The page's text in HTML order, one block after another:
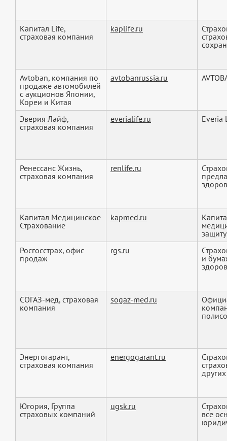
Капитал Life,
страховая компания
kaplife.ru
Avtoban, компания по
продаже автомобилей
с аукционов Японии,
Кореи и Китая
avtobanrussia.ru
Эверия Лайф,
страховая компания
everialife.ru Everia
Ренессанс Жизнь,
страховая компания
renlife.ru
Капитал Медицинское
Страхование
kapmed.ru
Росгосстрах, офис
продаж
rgs.ru
и
СОГАЗ-мед, страховая
компания
sogaz-med.ru
Энергогарант,
страховая компания
energogarant.ru
Югория, Группа
страховых компаний
ugsk.ru
все